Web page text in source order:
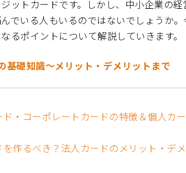
ットカードです。しかし、中小企業の経
でいる人もいるのではないでしょうか。
るポイントについて解説していきます。
基礎知識～メリット・デメリットまで
・コーポレートカードの特徴＆個人カ
作るべき？法人カードのメリット・デ